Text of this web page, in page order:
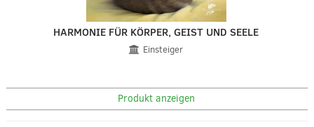
HARMONIE FÜR KÖRPER, GEIST UND SEELE
Einsteiger
Produkt anzeigen